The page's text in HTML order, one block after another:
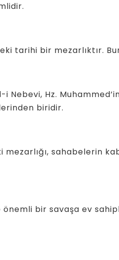
tarihi bir mezarlıktır.
i Nebevi, Hz.
biridir.
mezarlığı, sahabelerin
bir savaşa ev